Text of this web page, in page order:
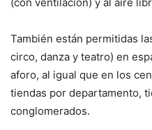
También están permitidas
circo, danza y teatro) en
aforo, al igual que en los
tiendas por departamento,
conglomerados.